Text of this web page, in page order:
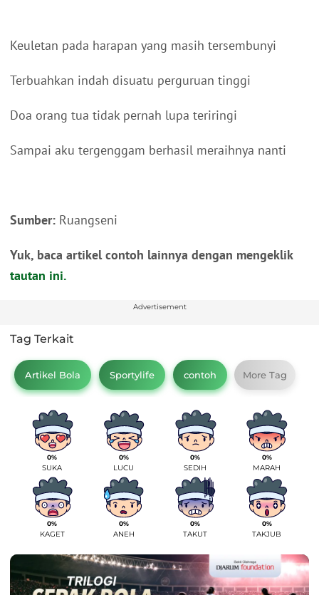
Keuletan pada harapan yang masih tersembunyi
Terbuahkan indah disuatu perguruan tinggi
Doa orang tua tidak pernah lupa teriringi
Sampai aku tergenggam berhasil meraihnya nanti
Sumber: Ruangseni
Yuk, baca artikel contoh lainnya dengan mengeklik
tautan ini.
Advertisement
Tag Terkait
Artikel Bola Sportylife contoh More Tag
0%
SUKA
0%
LUCU
0%
SEDIH
0%
MARAH
0%
KAGET
0%
ANEH
0%
TAKUT
0%
TAKJUB